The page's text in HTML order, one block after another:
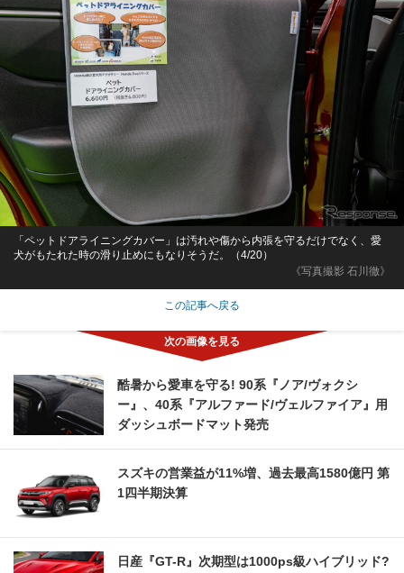
《写真撮影 石川徹》
「ペットドアライニングカバー」は汚れや傷から内張を守るだけでなく、愛
犬がもたれた時の滑り止めにもなりそうだ。（4/20）
この記事へ戻る
酷暑から愛車を守る! 90系『ノア/ヴォクシ
ー』、40系『アルファード/ヴェルファイア』用
ダッシュボードマット発売
スズキの営業益が11%増、過去最高1580億円 第
1四半期決算
日産『GT-R』次期型は1000ps級ハイブリッド?